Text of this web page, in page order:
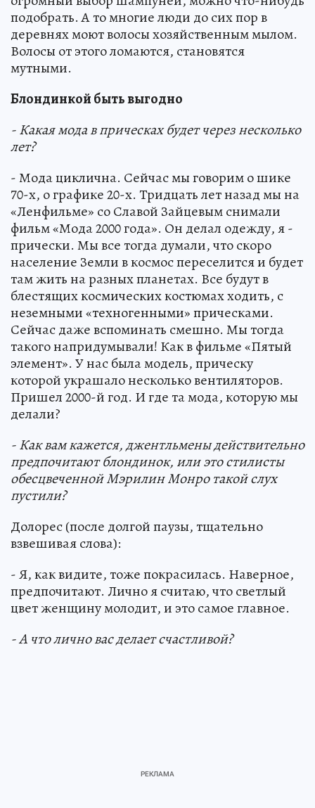
подобрать. А то многие люди до сих пор в
деревнях моют волосы хозяйственным мылом.
Волосы от этого ломаются, становятся
мутными.
Блондинкой быть выгодно
- Какая мода в прическах будет через несколько
лет?
- Мода циклична. Сейчас мы говорим о шике
70-х, о графике 20-х. Тридцать лет назад мы на
«Ленфильме» со Славой Зайцевым снимали
фильм «Мода 2000 года». Он делал одежду, я -
прически. Мы все тогда думали, что скоро
население Земли в космос переселится и будет
там жить на разных планетах. Все будут в
блестящих космических костюмах ходить, с
неземными «техногенными» прическами.
Сейчас даже вспоминать смешно. Мы тогда
такого напридумывали! Как в фильме «Пятый
элемент». У нас была модель, прическу
которой украшало несколько вентиляторов.
Пришел 2000-й год. И где та мода, которую мы
делали?
- Как вам кажется, джентльмены действительно
предпочитают блондинок, или это стилисты
обесцвеченной Мэрилин Монро такой слух
пустили?
Долорес (после долгой паузы, тщательно
взвешивая слова):
- Я, как видите, тоже покрасилась. Наверное,
предпочитают. Лично я считаю, что светлый
цвет женщину молодит, и это самое главное.
- А что лично вас делает счастливой?